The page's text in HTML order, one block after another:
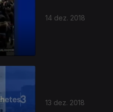
14 dez. 2018
13 dez. 2018